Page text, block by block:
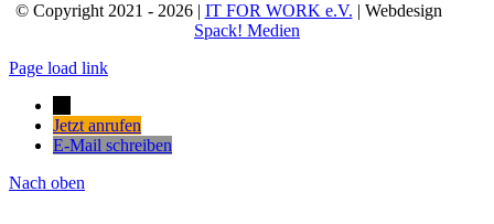
© Copyright 2021 - 2026 | IT FOR WORK e.V. | Webdesign
Spack! Medien
Page load link
Jetzt anrufen
E-Mail schreiben
Nach oben